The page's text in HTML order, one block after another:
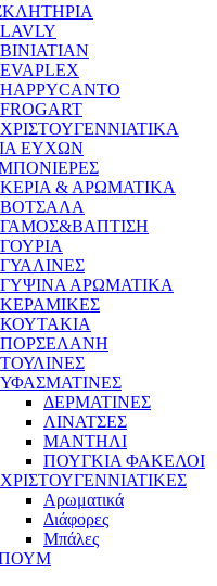
LAVLY
BINIATIAN
EVAPLEX
HAPPYCANTO
FROGART
ΧΡΙΣΤΟΥΓΕΝΝΙΑΤΙΚΑ
ΕΥΧΩΝ
ΚΕΡΙΑ & ΑΡΩΜΑΤΙΚΑ
ΒΟΤΣΑΛΑ
ΓΑΜΟΣ&ΒΑΠΤΙΣΗ
ΓΟΥΡΙΑ
ΓΥΑΛΙΝΕΣ
ΓΥΨΙΝΑ ΑΡΩΜΑΤΙΚΑ
ΚΕΡΑΜΙΚΕΣ
ΚΟΥΤΑΚΙΑ
ΠΟΡΣΕΛΑΝΗ
ΤΟΥΛΙΝΕΣ
ΥΦΑΣΜΑΤΙΝΕΣ
ΔΕΡΜΑΤΙΝΕΣ
ΛΙΝΑΤΣΕΣ
ΜΑΝΤΗΛΙ
ΠΟΥΓΚΙΑ ΦΑΚΕΛΟΙ
ΧΡΙΣΤΟΥΓΕΝΝΙΑΤΙΚΕΣ
Αρωματικά
Διάφορες
Μπάλες